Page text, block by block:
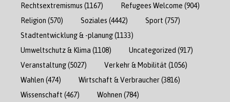
Rechtsextremismus (1167) Refugees Welcome (904)
Religion (570) Soziales (4442) Sport (757)
Stadtentwicklung & -planung(1133)
Umweltschutz & Klima (1108) Uncategorized (917)
Veranstaltung(5027) Verkehr & Mobilität (1056)
Wahlen (474) Wirtschaft & Verbraucher(3816)
Wissenschaft (467) Wohnen (784)